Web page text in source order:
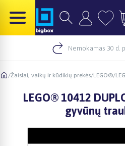
Nemokamas 30 d.
/Žaislai, vaikų ir kūdikių prekės/LEGO®/
LEGO® 10412
gyvūnų